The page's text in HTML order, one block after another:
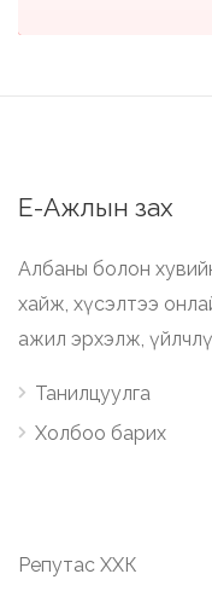
Е-Ажлын зах
Албаны болон
хайж, хүсэлтээ
ажил эрхэлж,
Танилцуулга
Холбоо барих
Репутас ХХК